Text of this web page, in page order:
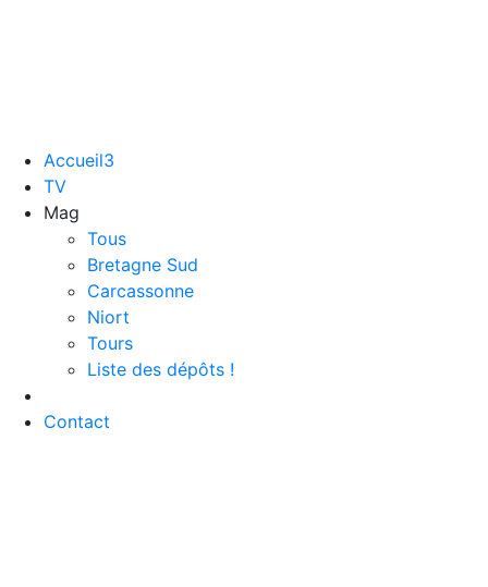
Accueil3
TV
Mag
Tous
Bretagne Sud
Carcassonne
Niort
Tours
Liste des dépôts !
Contact